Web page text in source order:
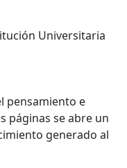
Universitaria
pensamiento e
páginas se abre un
generado al